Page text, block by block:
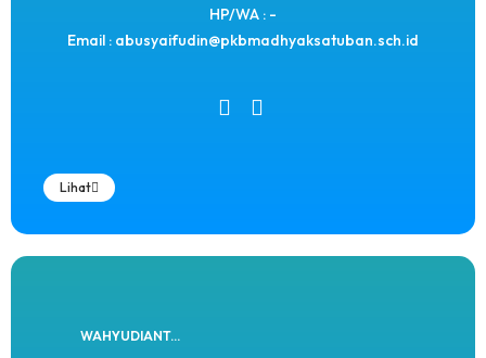
HP/WA : -
Email : abusyaifudin@pkbmadhyaksatuban.sch.id
Lihat
WAHYUDIANT...